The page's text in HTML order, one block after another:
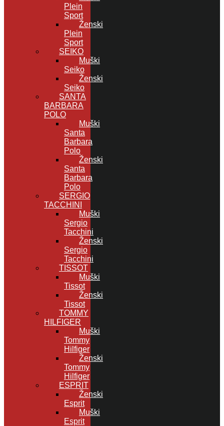
Plein
Sport
Ženski
Plein
Sport
SEIKO
Muški
Seiko
Ženski
Seiko
SANTA
BARBARA
POLO
Muški
Santa
Barbara
Polo
Ženski
Santa
Barbara
Polo
SERGIO
TACCHINI
Muški
Sergio
Tacchini
Ženski
Sergio
Tacchini
TISSOT
Muški
Tissot
Ženski
Tissot
TOMMY
HILFIGER
Muški
Tommy
Hilfiger
Ženski
Tommy
Hilfiger
ESPRIT
Ženski
Esprit
Muški
Esprit